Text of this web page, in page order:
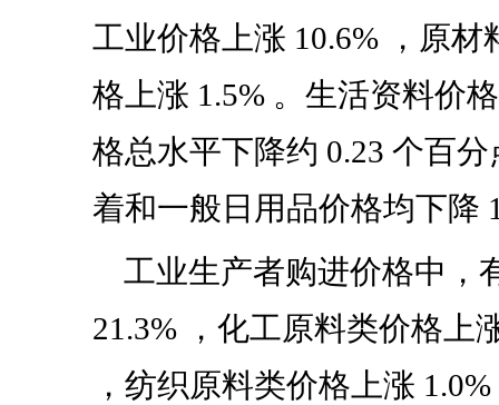
工业价格上涨 10.6%
，原
格上涨 1.5% 。生活资料价
格总水平下降约 0.23 个百分
着和一般日用品价格均下降
工业生产者购进价格中，
21.3%
，化工原料类价格上
，纺织原料类价格上涨 1.0%